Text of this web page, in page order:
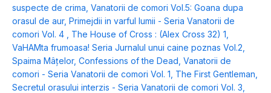
suspecte de crima Vanatorii de comori Vol.5: Goana dupa
orasul de aur, Primejdii in varful lumii - Seria Vanatorii de
comori Vol. 4
The House of Cross : (Alex Cross 32) 1
VaHAMta frumoasa! Seria Jurnalul unui caine poznas Vol.2
Spaima Mâțelor, Confessions of the Dead Vanatorii de
comori - Seria Vanatorii de comori Vol. 1 The First Gentleman
Secretul orasului interzis - Seria Vanatorii de comori Vol. 3